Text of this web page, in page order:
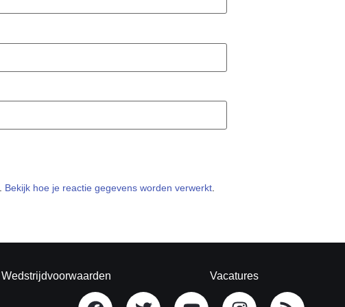
Bekijk hoe je reactie gegevens worden verwerkt
Wedstrijdvoorwaarden Vacatures